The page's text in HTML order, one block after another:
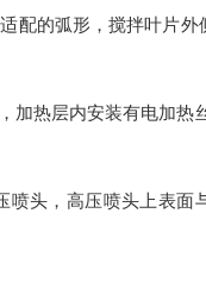
配的弧形，搅拌叶片
加热层内安装有电加热
头，高压喷头上表面